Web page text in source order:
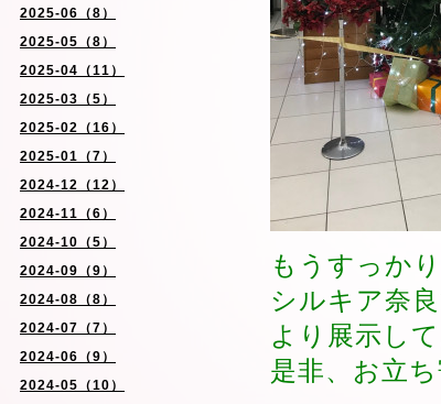
2025-06（8）
2025-05（8）
2025-04（11）
2025-03（5）
2025-02（16）
2025-01（7）
2024-12（12）
2024-11（6）
2024-10（5）
2024-09（9）
2024-08（8）
2024-07（7）
2024-06（9）
2024-05（10）
もうすっか
シルキア奈
より展示し
是非、お立